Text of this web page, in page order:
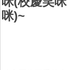
咪)~